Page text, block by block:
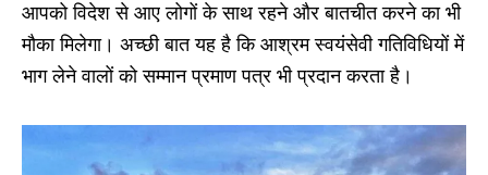
आपको विदेश से आए लोगों के साथ रहने और बातचीत करने का भी
मौका मिलेगा। अच्छी बात यह है कि आश्रम स्वयंसेवी गतिविधियों में
भाग लेने वालों को सम्मान प्रमाण पत्र भी प्रदान करता है।